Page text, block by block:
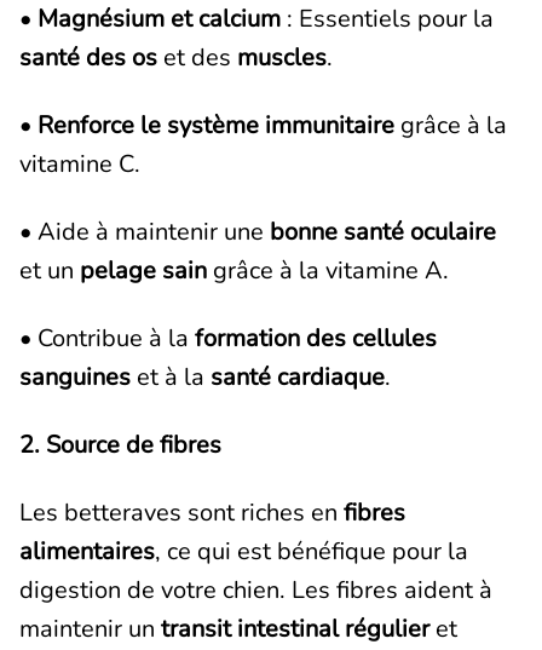
• Magnésium et calcium : Essentiels pour la
santé des os et des muscles.
• Renforce le système immunitaire grâce à la
vitamine C.
• Aide à maintenir une bonne santé oculaire
et un pelage sain grâce à la vitamine A.
• Contribue à la formation des cellules
sanguines et à la santé cardiaque.
2. Source de fibres
Les betteraves sont riches en fibres
alimentaires, ce qui est bénéfique pour la
digestion de votre chien. Les fibres aident à
maintenir un transit intestinal régulieret